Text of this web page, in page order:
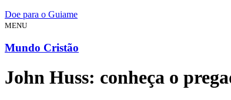
Doe para o Guiame
MENU
Mundo Cristão
John Huss: conheça o